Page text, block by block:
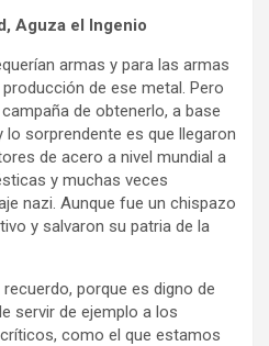
Aguza el Ingenio
armas y para las armas
de ese metal. Pero
de obtenerlo, a base
sorprendente es que llegaron
de acero a nivel mundial a
y muchas veces
nazi. Aunque fue un chispazo
y salvaron su patria de la
porque es digno de
servir de ejemplo a los
como el que estamos